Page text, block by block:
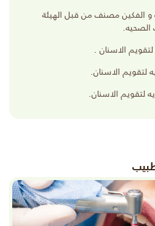
و الفكين مصنف من قبل الهيئة
الصحيه.
الاسنان .
لتقويم الاسنان.
لتقويم الاسنان.